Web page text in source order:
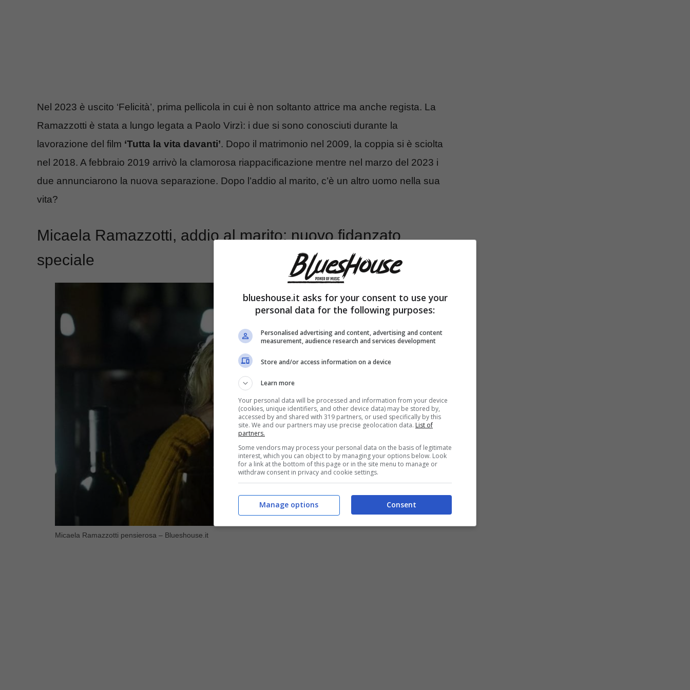
Nel 2023 è uscito ‘Felicità’, prima pellicola in cui è non soltanto attrice ma anche regista. La
Ramazzotti è stata a lungo legata a Paolo Virzì: i due si sono conosciuti durante la
lavorazione del film ‘Tutta la vita davanti’. Dopo il matrimonio nel 2009, la coppia si è sciolta
nel 2018. A febbraio 2019 arrivò la clamorosa riappacificazione mentre nel marzo del 2023 i
due annunciarono la nuova separazione. Dopo l’addio al marito, c’è un altro uomo nella sua
vita?
Micaela Ramazzotti, addio al marito: nuovo fidanzato
speciale
Micaela Ramazzotti pensierosa – Blueshouse.it
blueshouse.it asks for your consent to use your
personal data for the following purposes:
Personalised advertising and content, advertising and content
measurement, audience research and services development
Store and/or access information on a device
Learn more
Your personal data will be processed and information from your device
(cookies, unique identifiers, and other device data) may be stored by,
accessed by and shared with 319 partners, or used specifically by this
site. We and our partners may use precise geolocation data. List of
partners.
Some vendors may process your personal data on the basis of legitimate
interest, which you can object to by managing your options below. Look
for a link at the bottom of this page or in the site menu to manage or
withdraw consent in privacy and cookie settings.
Consent
Manage options